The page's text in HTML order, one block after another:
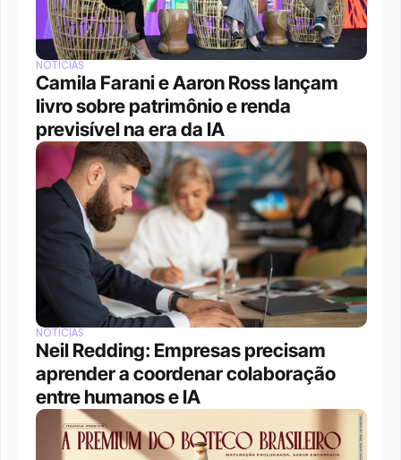
NOTÍCIAS
Camila Farani e Aaron Ross lançam
livro sobre patrimônio e renda
previsível na era da IA
NOTÍCIAS
Neil Redding: Empresas precisam
aprender a coordenar colaboração
entre humanos e IA